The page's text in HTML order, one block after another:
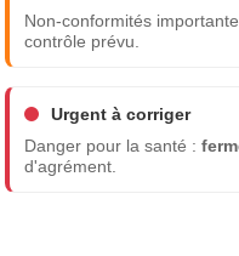
Non-conformités
contrôle prévu.
Urgent à corriger
Danger pour la santé :
d'agrément.